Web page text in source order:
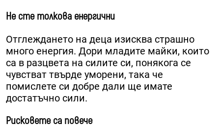
Не сте толкова енергични
Отглеждането на деца изисква страшно
много енергия. Дори младите майки, които
са в разцвета на силите си, понякога се
чувстват твърде уморени, така че
помислете си добре дали ще имате
достатъчно сили.
Рисковете са повече